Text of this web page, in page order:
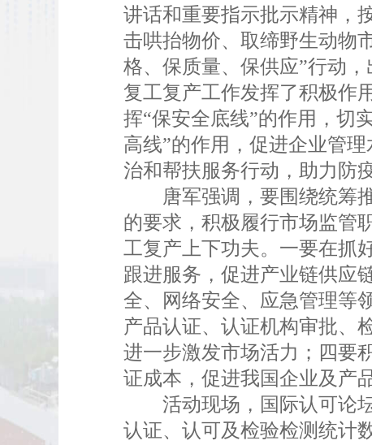
讲话和重要指示批示精神，
击哄抬物价、取缔野生动物
格、保质量、保供应”行动
复工复产工作发挥了积极作
挥“保安全底线”的作用，切
高线”的作用，促进企业管
治和帮扶服务行动，助力防
唐军强调，要围绕统筹推
的要求，积极履行市场监管
工复产上下功夫。一要在抓
跟进服务，促进产业链供应
全、网络安全、应急管理等
产品认证、认证机构审批、
进一步激发市场活力；四要
证成本，促进我国企业及产
活动现场，国际认可论坛
认证、认可及检验检测统计